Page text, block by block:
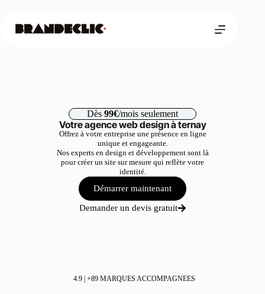
Dès 99€/mois seulement
Votre agence web design à ternay
Offrez à votre entreprise une présence en ligne
unique et engageante.
Nos experts en design et développement sont là
pour créer un site sur mesure qui reflète votre
identité.
Démarrer maintenant
Demander un devis gratuit
4.9 | +89 MARQUES ACCOMPAGNEES